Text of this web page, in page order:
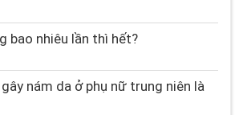
bao nhiêu lần thì hết?